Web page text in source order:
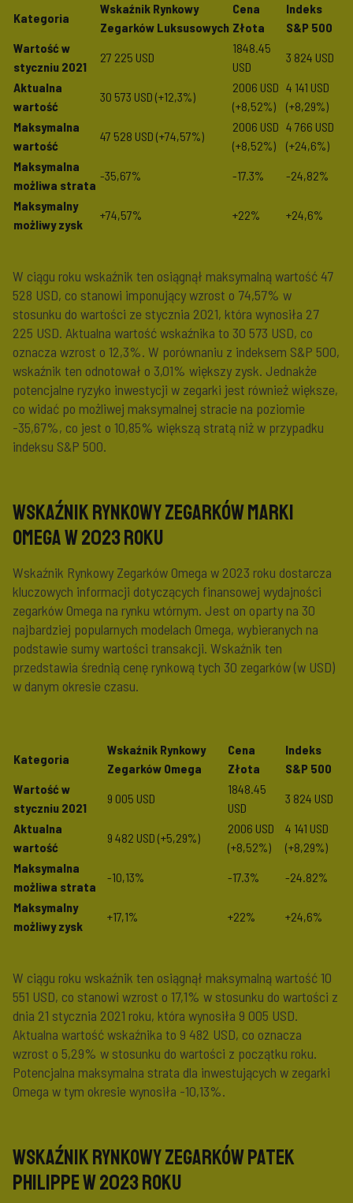
Kategoria
Wskaźnik Rynkowy
Zegarków Luksusowych
Cena
Złota
Indeks
S&P 500
Wartość w
styczniu 2021
27 225 USD
1848.45
USD
3 824 USD
Aktualna
wartość
30 573 USD (+12,3%)
2006 USD
(+8,52%)
4 141 USD
(+8,29%)
Maksymalna
wartość
47 528 USD (+74,57%)
2006 USD
(+8,52%)
4 766 USD
(+24,6%)
Maksymalna
możliwa strata
-35,67% -17.3%
-24,82%
Maksymalny
możliwy zysk
+74,57% +22% +24,6%
W ciągu roku wskaźnik ten osiągnął maksymalną wartość 47
528 USD, co stanowi imponujący wzrost o 74,57% w
stosunku do wartości ze stycznia 2021, która wynosiła 27
225 USD. Aktualna wartość wskaźnika to 30 573 USD, co
oznacza wzrost o 12,3%. W porównaniu z indeksem S&P 500,
wskaźnik ten odnotował o 3,01% większy zysk. Jednakże
potencjalne ryzyko inwestycji w zegarki jest również większe,
co widać po możliwej maksymalnej stracie na poziomie
-35,67%, co jest o 10,85% większą stratą niż w przypadku
indeksu S&P 500.
Wskaźnik Rynkowy Zegarków Marki
Omega w 2023 roku
Wskaźnik Rynkowy Zegarków Omega w 2023 roku dostarcza
kluczowych informacji dotyczących finansowej wydajności
zegarków Omega na rynku wtórnym. Jest on oparty na 30
najbardziej popularnych modelach Omega, wybieranych na
podstawie sumy wartości transakcji. Wskaźnik ten
przedstawia średnią cenę rynkową tych 30 zegarków (w USD)
w danym okresie czasu.
Kategoria
Wskaźnik Rynkowy
Zegarków Omega
Cena
Złota
Indeks
S&P 500
Wartość w
styczniu 2021
9 005 USD
1848.45
USD
3 824 USD
Aktualna
wartość
9 482 USD (+5,29%)
2006 USD
(+8,52%)
4 141 USD
(+8,29%)
Maksymalna
możliwa strata
-10,13% -17.3%
-24.82%
Maksymalny
możliwy zysk
+17,1% +22% +24,6%
W ciągu roku wskaźnik ten osiągnął maksymalną wartość 10
551 USD, co stanowi wzrost o 17,1% w stosunku do wartości z
dnia 21 stycznia 2021 roku, która wynosiła 9 005 USD.
Aktualna wartość wskaźnika to 9 482 USD, co oznacza
wzrost o 5,29% w stosunku do wartości z początku roku.
Potencjalna maksymalna strata dla inwestujących w zegarki
Omega w tym okresie wynosiła -10,13%.
Wskaźnik Rynkowy Zegarków Patek
Philippe w 2023 roku